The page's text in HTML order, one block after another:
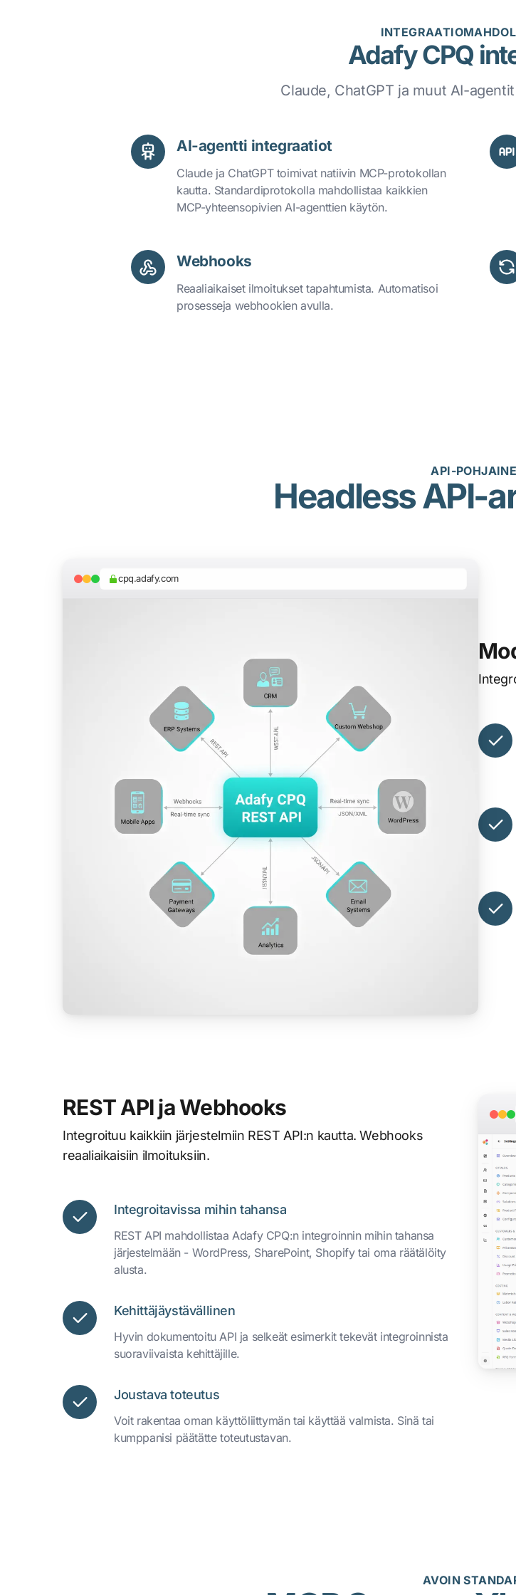
Adafy CPQ
Claude, ChatGPT ja muut AI-
AI-agentti integraatiot
Claude ja ChatGPT toimivat natiivin MCP-protokollan
kautta. Standardiprotokolla mahdollistaa kaikkien
MCP-yhteensopivien AI-agenttien käytön.
Webhooks
Reaaliaikaiset ilmoitukset tapahtumista. Automatisoi
prosesseja webhookien avulla.
API-
Headless API-
cpq.adafy.com
REST API ja Webhooks
Integroituu kaikkiin järjestelmiin REST API:n kautta. Webhooks
reaaliaikaisiin ilmoituksiin.
Integroitavissa mihin tahansa
REST API mahdollistaa Adafy CPQ:n integroinnin mihin tahansa
järjestelmään - WordPress, SharePoint, Shopify tai oma räätälöity
alusta.
Kehittäjäystävällinen
Hyvin dokumentoitu API ja selkeät esimerkit tekevät integroinnista
suoraviivaista kehittäjille.
Joustava toteutus
Voit rakentaa oman käyttöliittymän tai käyttää valmista. Sinä tai
kumppanisi päätätte toteutustavan.
AVOIN